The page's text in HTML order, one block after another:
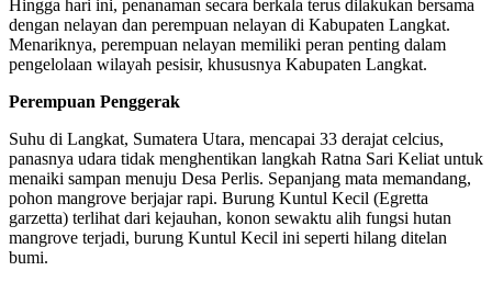
Hingga hari ini, penanaman secara berkala terus dilakukan bersama
dengan nelayan dan perempuan nelayan di Kabupaten Langkat.
Menariknya, perempuan nelayan memiliki peran penting dalam
pengelolaan wilayah pesisir, khususnya Kabupaten Langkat.
Perempuan Penggerak
Suhu di Langkat, Sumatera Utara, mencapai 33 derajat celcius,
panasnya udara tidak menghentikan langkah Ratna Sari Keliat untuk
menaiki sampan menuju Desa Perlis. Sepanjang mata memandang,
pohon mangrove berjajar rapi. Burung Kuntul Kecil (Egretta
garzetta) terlihat dari kejauhan, konon sewaktu alih fungsi hutan
mangrove terjadi, burung Kuntul Kecil ini seperti hilang ditelan
bumi.